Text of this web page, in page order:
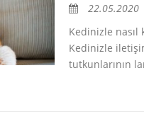
22.05.2020
Kedinizle nasıl
Kedinizle
tutkunlarının